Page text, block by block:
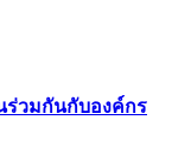
ร่วมกันกับองค์กร